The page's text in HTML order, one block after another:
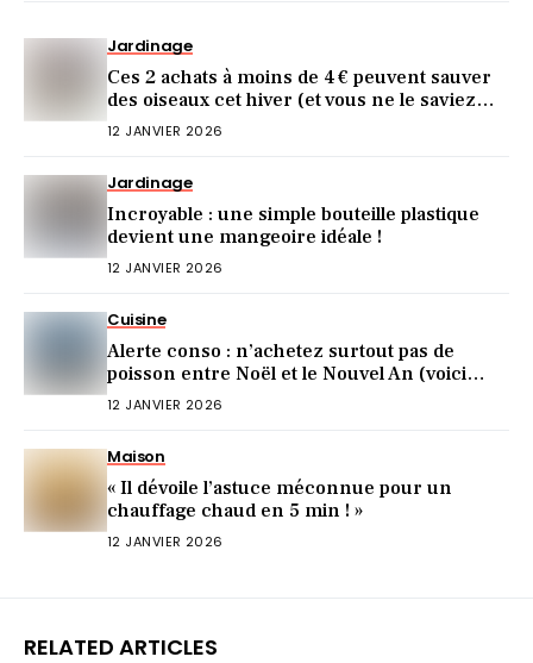
Jardinage
Ces 2 achats à moins de 4 € peuvent sauver
des oiseaux cet hiver (et vous ne le saviez
pas)
12 JANVIER 2026
Jardinage
Incroyable : une simple bouteille plastique
devient une mangeoire idéale !
12 JANVIER 2026
Cuisine
Alerte conso : n’achetez surtout pas de
poisson entre Noël et le Nouvel An (voici
pourquoi)
12 JANVIER 2026
Maison
« Il dévoile l’astuce méconnue pour un
chauffage chaud en 5 min ! »
12 JANVIER 2026
RELATED ARTICLES